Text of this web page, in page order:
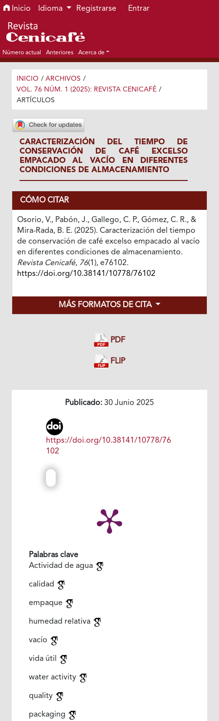
Ir al menú de navegación principal
Ir al contenido principal
Ir al pie de página del sitio
Inicio Idioma Registrarse Entrar
Número actual Anteriores Acerca de
INICIO / ARCHIVOS /
VOL. 76 NÚM. 1 (2025): REVISTA CENICAFÉ /
ARTÍCULOS
CARACTERIZACIÓN DEL TIEMPO DE
CONSERVACIÓN DE CAFÉ EXCELSO
EMPACADO AL VACÍO EN DIFERENTES
CONDICIONES DE ALMACENAMIENTO
CÓMO CITAR
Osorio, V., Pabón, J., Gallego, C. P., Gómez, C. R., &
Mira-Rada, B. E. (2025). Caracterización del tiempo
de conservación de café excelso empacado al vacío
en diferentes condiciones de almacenamiento.
Revista Cenicafé, 76(1), e76102.
https://doi.org/10.38141/10778/76102
MÁS FORMATOS DE CITA
PDF
FLIP
Publicado: 30 Junio 2025
https://doi.org/10.38141/10778/76
102
Palabras clave
Actividad de agua
calidad
empaque
humedad relativa
vacío
vida útil
water activity
quality
packaging